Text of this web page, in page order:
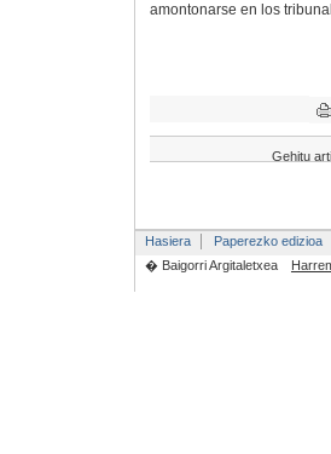
amontonarse en los
Gehitu
Hasiera Paperezko edizioa
� Baigorri Argitaletxea